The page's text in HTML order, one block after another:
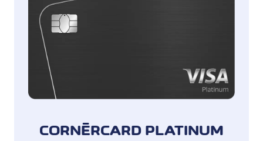
CORNÈRCARD PLATINUM